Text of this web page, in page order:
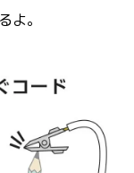
るよ。